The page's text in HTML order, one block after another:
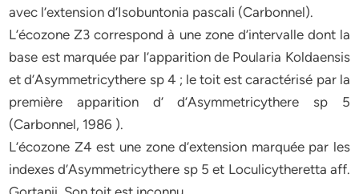
avec l’extension d’Isobuntonia pascali (Carbonnel).
L’écozone Z3 correspond à une zone d’intervalle dont la
base est marquée par l’apparition de Poularia Koldaensis
et d’Asymmetricythere sp 4 ; le toit est caractérisé par la
première apparition d’ d’Asymmetricythere sp 5
(Carbonnel, 1986 ).
L’écozone Z4 est une zone d’extension marquée par les
indexes d’Asymmetricythere sp 5 et Loculicytheretta aff.